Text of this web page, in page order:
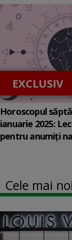
EXCLUSIV
Horoscopul
ianuarie 2025:
pentru anumiți
Cele mai